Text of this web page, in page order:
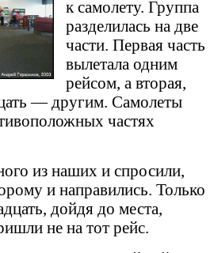
к самолету. Группа
разделилась на две
части. Первая часть
вылетала одним
рейсом, а вторая,
— другим. Самолеты
частях
из наших и спросили,
и направились. Только
дойдя до места,
не на тот рейс.